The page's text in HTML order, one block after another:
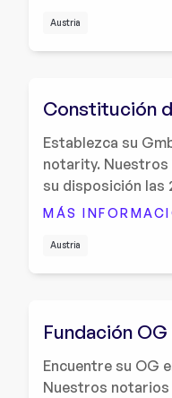
Austria
Austria
Constitución
Establezca su
notarity.
su disposición las
MÁS
Fundación
Encuentre su OG
Nuestros notarios